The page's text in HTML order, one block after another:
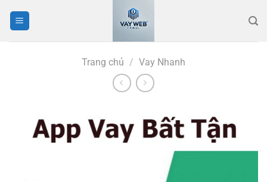
Trang chủ / Vay Nhanh